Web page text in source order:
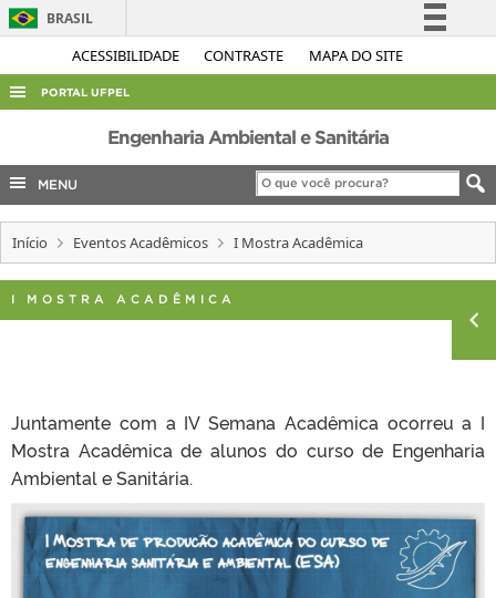
ACESSIBILIDADE CONTRASTE MAPA DO SITE
BRASIL
Simplifique!
Legislação
Canais
PORTAL UFPEL
ACESSO À INFORMAÇÃO
AUDITORIA
COBALTO
CONCURSOS
EDITAIS
INTERNACIONAL
TELEFONES
Engenharia Ambiental e Sanitária
MENU
Início Eventos Acadêmicos I Mostra Acadêmica
I MOSTRA ACADÊMICA
Juntamente com a IV Semana Acadêmica ocorreu a I
Mostra Acadêmica de alunos do curso de Engenharia
Ambiental e Sanitária.